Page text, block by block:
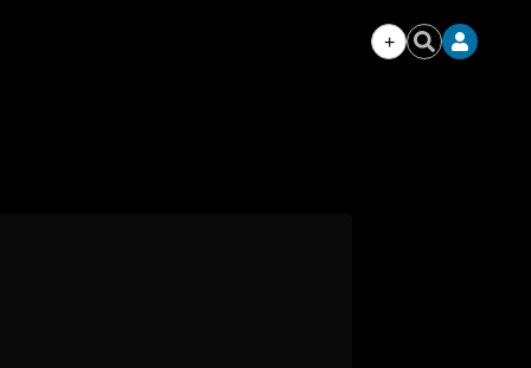
+ BuscarIniciar